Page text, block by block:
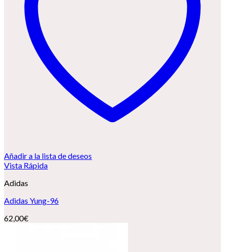
Añadir a la lista de deseos
Vista Rápida
Adidas
Adidas Yung-96
62,00€